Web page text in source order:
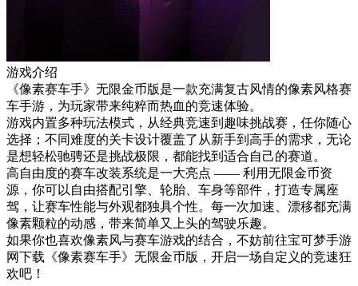
游戏介绍
《像素赛车手》无限金币版是一款充满复古风情的像素风格赛
车手游，为玩家带来纯粹而热血的竞速体验。
游戏内置多种玩法模式，从经典竞速到趣味挑战赛，任你随心
选择；不同难度的关卡设计覆盖了从新手到高手的需求，无论
是想轻松驰骋还是挑战极限，都能找到适合自己的赛道。
高自由度的赛车改装系统是一大亮点 —— 利用无限金币资
源，你可以自由搭配引擎、轮胎、车身等部件，打造专属座
驾，让赛车性能与外观都独具个性。每一次加速、漂移都充满
像素颗粒的动感，带来简单又上头的驾驶乐趣。
如果你也喜欢像素风与赛车游戏的结合，不妨前往宝可梦手游
网下载《像素赛车手》无限金币版，开启一场自定义的竞速狂
欢吧！